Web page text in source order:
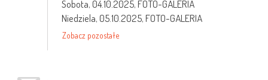
Sobota,04.10.2025, FOTO-GALERIA
Niedziela,05.10.2025, FOTO-GALERIA
Zobacz pozostałe